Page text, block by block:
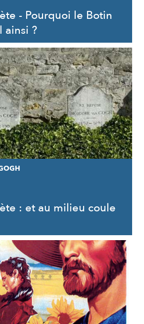
- Pourquoi le Botin
ainsi ?
: et au milieu coule